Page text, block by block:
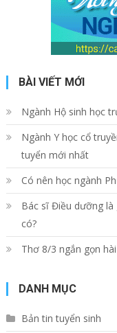
BÀI VIẾT MỚI
Ngành Hộ sinh học
Ngành Y học cổ
tuyển mới nhất
Có nên học ngành
Bác sĩ Điều dưỡng là
có?
Thơ 8/3 ngắn gọn
DANH MỤC
Bản tin tuyển sinh